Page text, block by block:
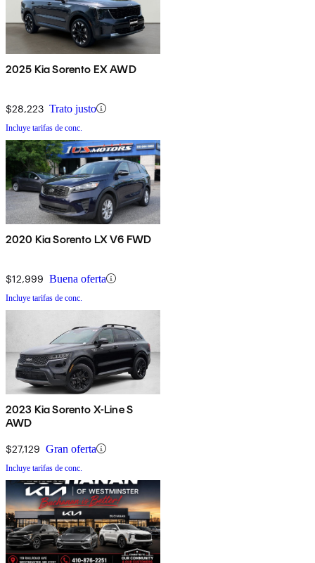
2025 Kia Sorento EX AWD
$28,223 Trato justo
Incluye tarifas de conc.
2020 Kia Sorento LX V6 FWD
$12,999 Buena oferta
Incluye tarifas de conc.
2023 Kia Sorento X-Line S
AWD
$27,129 Gran oferta
Incluye tarifas de conc.